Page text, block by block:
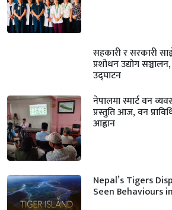
सहकारी र सरकारी
प्रशोधन उद्योग
उद्घाटन
नेपालमा स्मार्ट वन
प्रस्तुति आज, वन
आह्वान
Nepal’s Tigers
Seen Behaviours